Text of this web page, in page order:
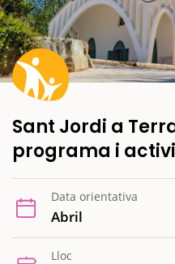
Sant Jordi a
programa i
Data orientativa
Abril
Lloc